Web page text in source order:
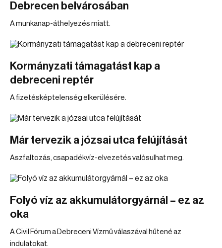
Debrecen belvárosában
A munkanap-áthelyezés miatt.
Kormányzati támagatást kap a
debreceni reptér
A fizetésképtelenség elkerülésére.
Már tervezik a józsai utca felújítását
Aszfaltozás, csapadékvíz-elvezetés valósulhat meg.
Folyó víz az akkumulátorgyárnál – ez az
oka
A Civil Fórum a Debreceni Vízmű válaszával hűtené az
indulatokat.